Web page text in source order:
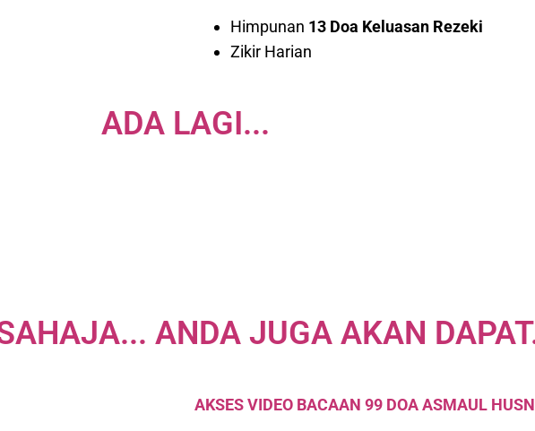
Himpunan 13 Doa Keluasan Rezeki
Zikir Harian
ADA LAGI...
ANDA JUGA AKAN
AKSES VIDEO BACAAN 99 DOA ASMAUL